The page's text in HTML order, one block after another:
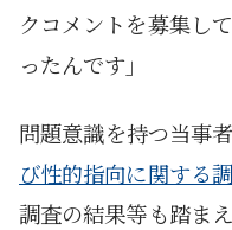
クコメントを募集し
ったんです」
問題意識を持つ当事
び性的指向に関する
調査の結果等も踏ま